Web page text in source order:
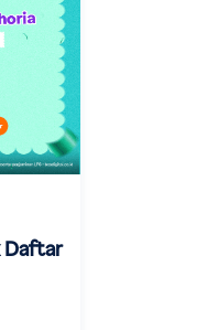
Daftar